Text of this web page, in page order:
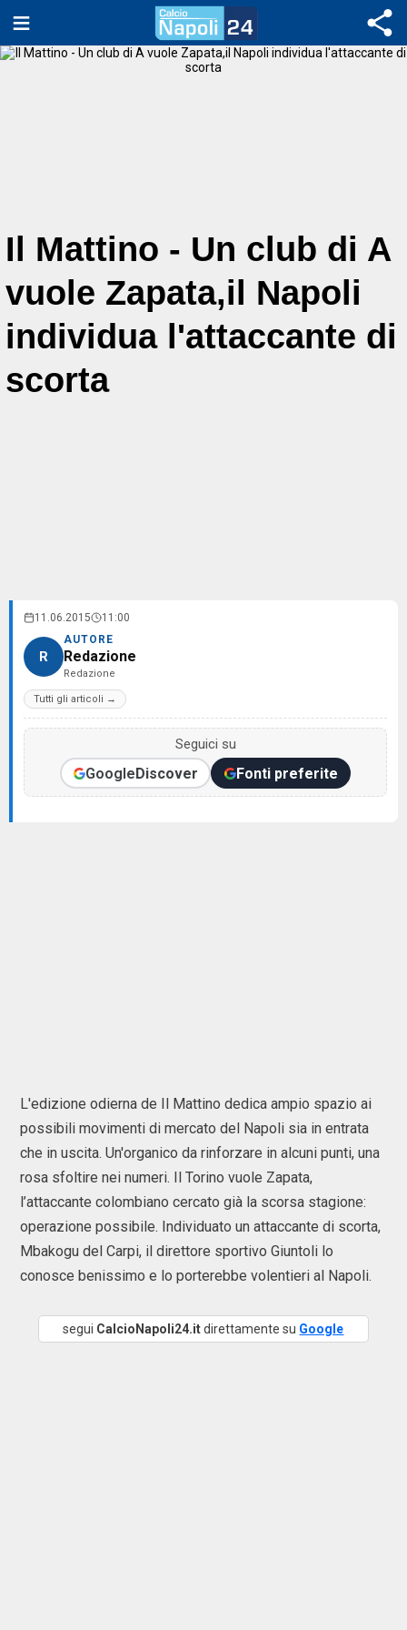
Il Mattino - Un club di A
vuole Zapata,il Napoli
individua l'attaccante di
scorta
11.06.2015 11:00
R
AUTORE
Redazione
Redazione
Tutti gli articoli →
Seguici su
GoogleDiscover Fonti preferite
L'edizione odierna de Il Mattino dedica ampio spazio ai
possibili movimenti di mercato del Napoli sia in entrata
che in uscita. Un'organico da rinforzare in alcuni punti, una
rosa sfoltire nei numeri. Il Torino vuole Zapata,
l’attaccante colombiano cercato già la scorsa stagione:
operazione possibile. Individuato un attaccante di scorta,
Mbakogu del Carpi, il direttore sportivo Giuntoli lo
conosce benissimo e lo porterebbe volentieri al Napoli.
segui CalcioNapoli24.itdirettamente su Google